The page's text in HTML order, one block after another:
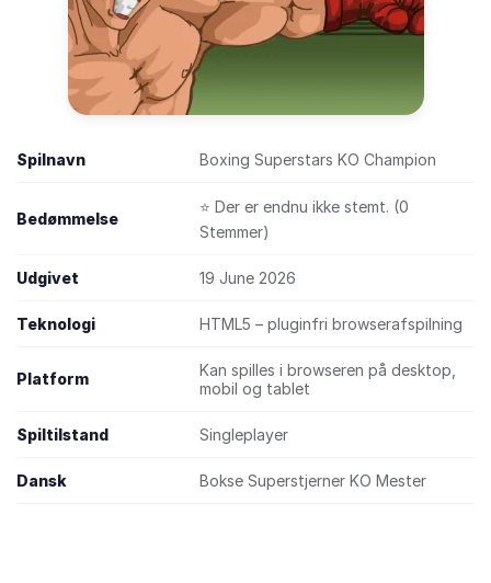
Spilnavn Boxing Superstars KO Champion
Bedømmelse
⭐ Der er endnu ikke stemt. (0
Stemmer)
Udgivet 19 June 2026
Teknologi HTML5 – pluginfri browserafspilning
Platform
Kan spilles i browseren på desktop,
mobil og tablet
Spiltilstand Singleplayer
Dansk Bokse Superstjerner KO Mester